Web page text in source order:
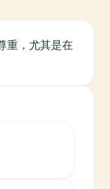
重，尤其是在